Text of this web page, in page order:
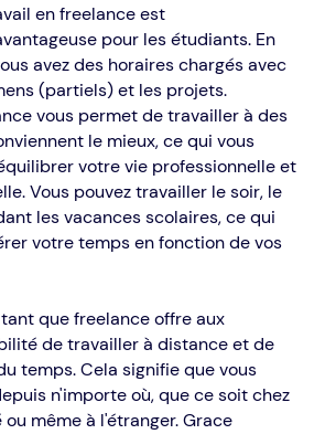
en freelance est
pour les étudiants. En
avez des horaires chargés avec
(partiels) et les projets.
vous permet de travailler à des
le mieux, ce qui vous
votre vie professionnelle et
Vous pouvez travailler le soir, le
les vacances scolaires, ce qui
votre temps en fonction de vos
que freelance offre aux
de travailler à distance et de
temps. Cela signifie que vous
n'importe où, que ce soit chez
même à l'étranger. Grace